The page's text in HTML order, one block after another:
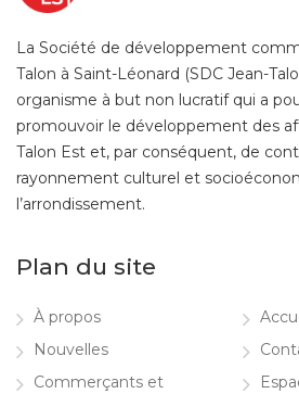
La Société de développement
Talon à Saint-Léonard (SDC Jean-
organisme à but non lucratif qui a
promouvoir le développement des
Talon Est et, par conséquent, de
rayonnement culturel et
l’arrondissement.
Plan du site
À propos
Nouvelles
Commerçants et